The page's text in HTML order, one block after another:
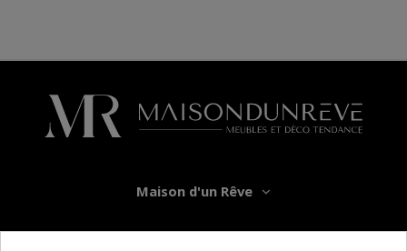
Maison d'un Rêve
Informations